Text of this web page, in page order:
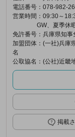
電話番号 ：078-982-
営業時間 ：09:30～
GW、夏季休暇
免許番号 ：兵庫県知事
加盟団体
名
：(一社)兵庫
公取協名 ：(公社)近畿
掲載